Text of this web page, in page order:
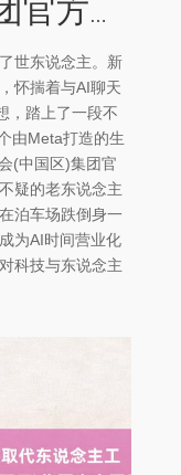
九游会(中国区)集团官方网站机器取代东说念主工导致深广工东说念主休闲-九游会(中国区)集团官方网站
世东说念主。新
怀揣着与AI聊天
，踏上了一段不
由Meta打造的生
(中国区)集团官
疑的老东说念主
泊车场跌倒身一
为AI时间营业化
科技与东说念主